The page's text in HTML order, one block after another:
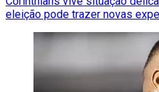
eleição pode trazer novas